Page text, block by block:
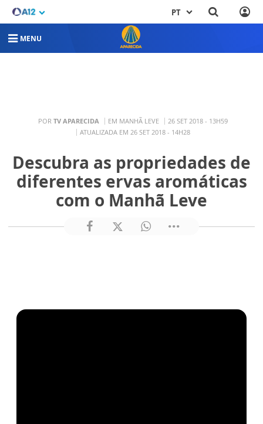
PT
MENU
POR TV APARECIDA EM MANHÃ LEVE
26 SET 2018 - 13H59
ATUALIZADA EM 26 SET 2018 - 14H28
Descubra as propriedades de
diferentes ervas aromáticas
com o Manhã Leve